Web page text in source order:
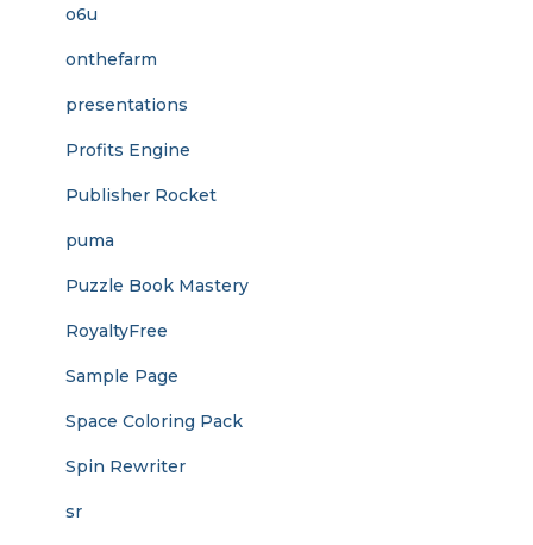
o6u
onthefarm
presentations
Profits Engine
Publisher Rocket
puma
Puzzle Book Mastery
RoyaltyFree
Sample Page
Space Coloring Pack
Spin Rewriter
sr